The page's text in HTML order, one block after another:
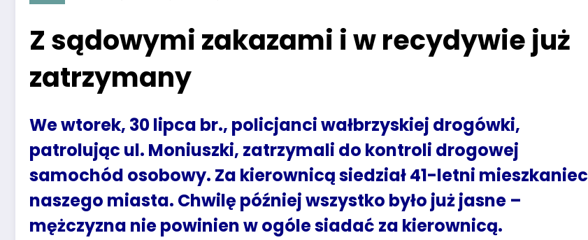
Z sądowymi zakazami i w recydywie już
zatrzymany
We wtorek, 30 lipca br., policjanci wałbrzyskiej drogówki,
patrolując ul. Moniuszki, zatrzymali do kontroli drogowej
samochód osobowy. Za kierownicą siedział 41-letni mieszkaniec
naszego miasta. Chwilę później wszystko było już jasne –
mężczyzna nie powinien w ogóle siadać za kierownicą.